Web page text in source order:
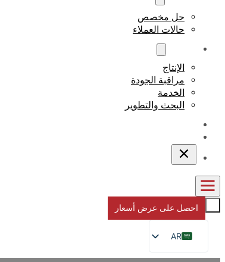
حل مخصص
حالات العملاء
الإنتاج
مراقبة الجودة
الخدمة
البحث والتطوير
احصل على عرض أسعار
AR
EN